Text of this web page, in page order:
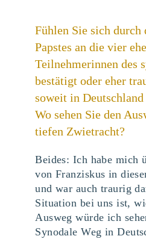
Fühlen Sie sich durch
Papstes an die vier
Teilnehmerinnen des
bestätigt oder eher
soweit in
Wo sehen Sie den
tiefen Zwietracht?
Beides: Ich habe mich
von Franziskus in
und war auch traurig
Situation bei uns ist,
Ausweg würde ich
Synodale Weg in